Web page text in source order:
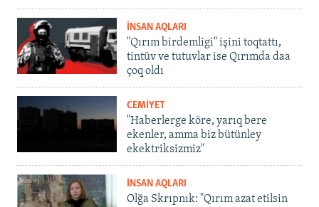
İNSAN AQLARI
"Qırım birdemligi" işini toqtattı,
tintüv ve tutuvlar ise Qırımda daa
çoq oldı
CEMİYET
"Haberlerge köre, yarıq bere
ekenler, amma biz bütünley
ekektriksizmiz"
İNSAN AQLARI
Olğa Skrıpnık: "Qırım azat etilsin